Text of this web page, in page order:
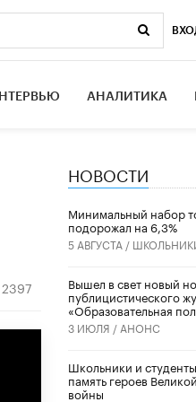
АНАЛИТИКА
2397
НОВОСТИ
Минимальный набор
подорожал на 6,3%
5 АВГУСТА /
Вышел в свет новый
публицистического
«Образовательная
3 ИЮЛЯ / АНОНС
Школьники и
память героев
войны